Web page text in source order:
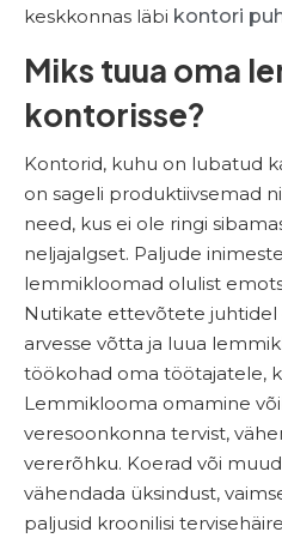
keskkonnas läbi kontori
Miks tuua oma
kontorisse?
Kontorid, kuhu on lubatud
on sageli produktiivsemad
need, kus ei ole ringi
neljajalgset. Paljude
lemmikloomad olulist
Nutikate ettevõtete juhtidel
arvesse võtta ja luua
töökohad oma töötajatele,
Lemmiklooma omamine
veresoonkonna tervist,
vererõhku. Koerad või
vähendada üksindust,
paljusid kroonilisi